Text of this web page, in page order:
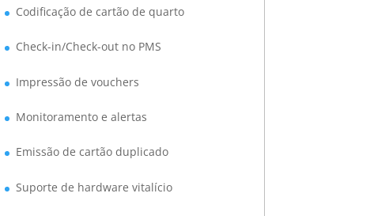
Codificação de cartão de quarto
Check-in/Check-out no PMS
Impressão de vouchers
Monitoramento e alertas
Emissão de cartão duplicado
Suporte de hardware vitalício